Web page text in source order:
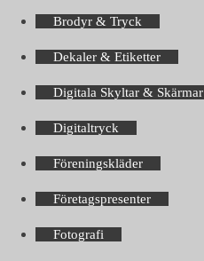
Brodyr & Tryck
Dekaler & Etiketter
Digitala Skyltar & Skärmar
Digitaltryck
Föreningskläder
Företagspresenter
Fotografi